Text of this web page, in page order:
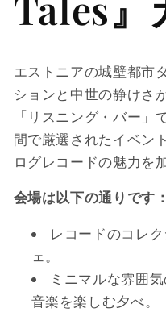
エストニアの城壁都市
ションと中世の静けさ
「リスニング・バー」
間で厳選されたイベン
ログレコードの魅力を
会場は以下の通りです：
レコードのコレ
ェ。
ミニマルな雰囲
音楽を楽しむ夕べ。